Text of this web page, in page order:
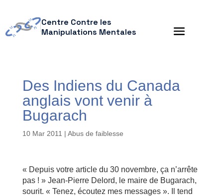
Centre Contre les
Manipulations Mentales
Des Indiens du Canada
anglais vont venir à
Bugarach
10 Mar 2011 | Abus de faiblesse
« Depuis votre article du 30 novembre, ça n’arrête
pas ! » Jean-Pierre Delord, le maire de Bugarach,
sourit. « Tenez, écoutez mes messages ». Il tend